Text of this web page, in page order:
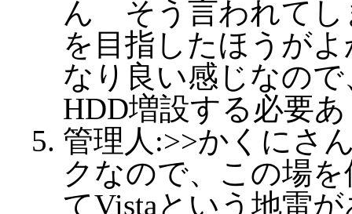
ん そう言われてし
を目指したほうが
なり良い感じなの
HDD増設する必要
管理人:>>かくにさ
クなので、この場
てVistaという地雷